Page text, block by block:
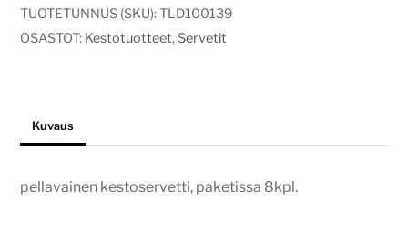
määrä
TUOTETUNNUS (SKU):TLD100139
OSASTOT: Kestotuotteet, Servetit
Kuvaus
pellavainen kestoservetti, paketissa 8kpl.